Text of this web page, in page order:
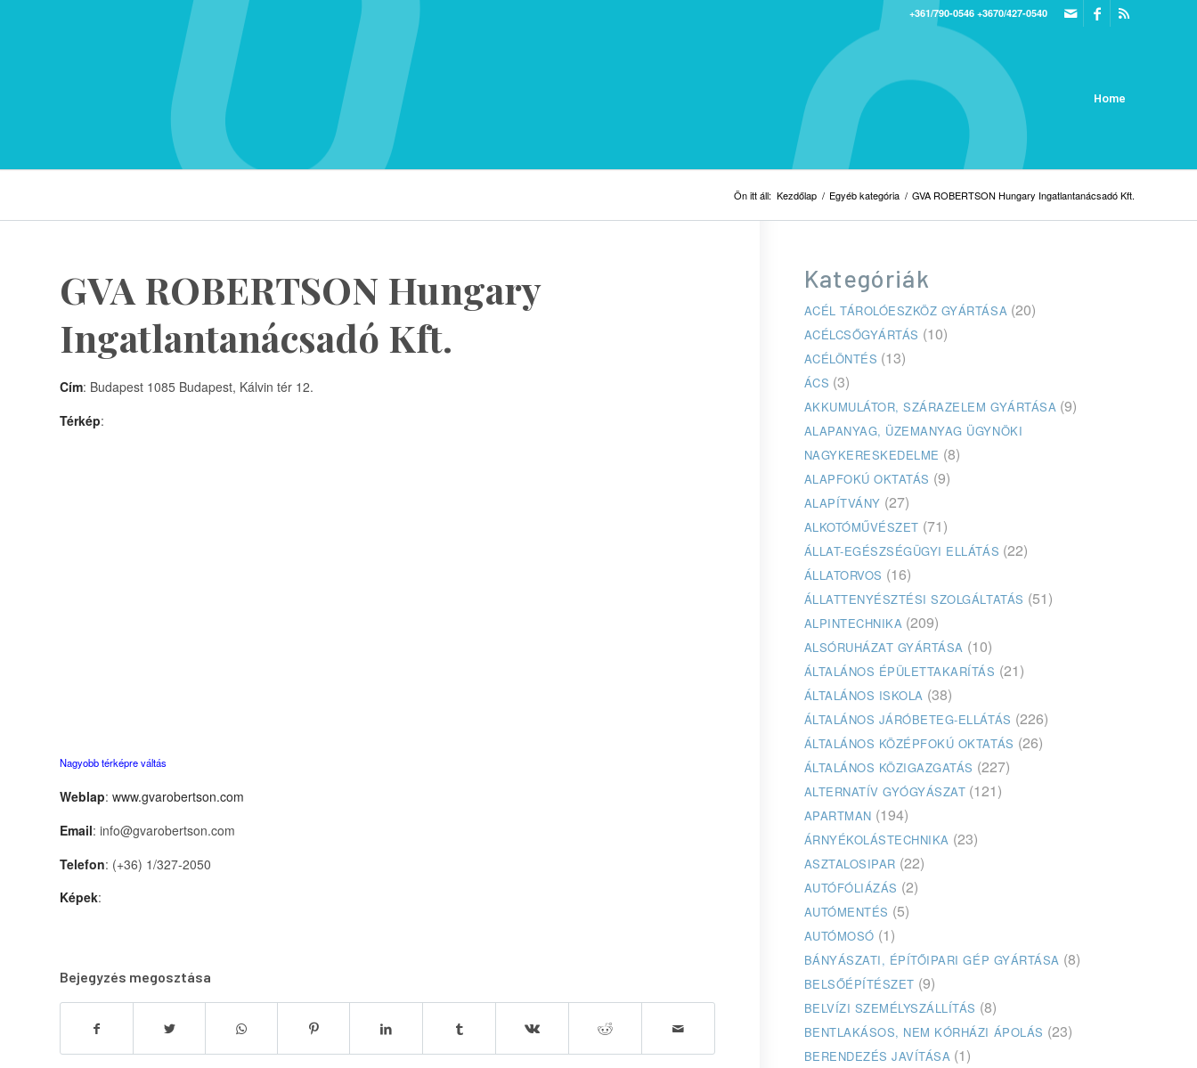
+361/790-0546 +3670/427-0540
Home
Ön itt áll: Kezdőlap / Egyéb kategória / GVA ROBERTSON Hungary Ingatlantanácsadó Kft.
GVA ROBERTSON Hungary
Ingatlantanácsadó Kft.
Cím: Budapest 1085 Budapest, Kálvin tér 12.
Térkép:
Nagyobb térképre váltás
Weblap: www.gvarobertson.com
Email: info@gvarobertson.com
Telefon: (+36) 1/327-2050
Képek:
Bejegyzés megosztása
Kategóriák
ACÉL TÁROLÓESZKÖZ GYÁRTÁSA (20)
ACÉLCSŐGYÁRTÁS (10)
ACÉLÖNTÉS (13)
ÁCS (3)
AKKUMULÁTOR, SZÁRAZELEM GYÁRTÁSA (9)
ALAPANYAG, ÜZEMANYAG ÜGYNÖKI
NAGYKERESKEDELME (8)
ALAPFOKÚ OKTATÁS (9)
ALAPÍTVÁNY (27)
ALKOTÓMŰVÉSZET (71)
ÁLLAT-EGÉSZSÉGÜGYI ELLÁTÁS (22)
ÁLLATORVOS (16)
ÁLLATTENYÉSZTÉSI SZOLGÁLTATÁS (51)
ALPINTECHNIKA (209)
ALSÓRUHÁZAT GYÁRTÁSA (10)
ÁLTALÁNOS ÉPÜLETTAKARÍTÁS (21)
ÁLTALÁNOS ISKOLA (38)
ÁLTALÁNOS JÁRÓBETEG-ELLÁTÁS (226)
ÁLTALÁNOS KÖZÉPFOKÚ OKTATÁS (26)
ÁLTALÁNOS KÖZIGAZGATÁS (227)
ALTERNATÍV GYÓGYÁSZAT (121)
APARTMAN (194)
ÁRNYÉKOLÁSTECHNIKA (23)
ASZTALOSIPAR (22)
AUTÓFÓLIÁZÁS (2)
AUTÓMENTÉS (5)
AUTÓMOSÓ (1)
BÁNYÁSZATI, ÉPÍTŐIPARI GÉP GYÁRTÁSA (8)
BELSŐÉPÍTÉSZET (9)
BELVÍZI SZEMÉLYSZÁLLÍTÁS (8)
BENTLAKÁSOS, NEM KÓRHÁZI ÁPOLÁS (23)
BERENDEZÉS JAVÍTÁSA (1)